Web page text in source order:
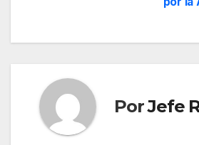
PorJefe